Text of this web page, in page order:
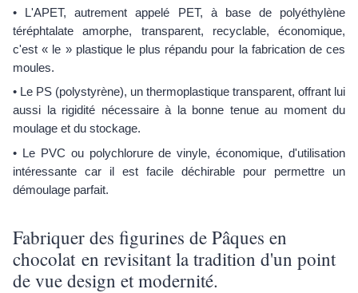
• L'APET, autrement appelé PET, à base de polyéthylène
téréphtalate amorphe, transparent, recyclable, économique,
c'est « le » plastique le plus répandu pour la fabrication de ces
moules.
• Le PS (polystyrène), un thermoplastique transparent, offrant lui
aussi la rigidité nécessaire à la bonne tenue au moment du
moulage et du stockage.
• Le PVC ou polychlorure de vinyle, économique, d'utilisation
intéressante car il est facile déchirable pour permettre un
démoulage parfait.
Fabriquer des figurines de Pâques en
chocolat en revisitant la tradition d'un point
de vue design et modernité.